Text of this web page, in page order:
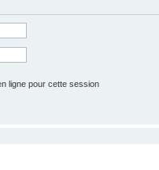
ligne pour cette session